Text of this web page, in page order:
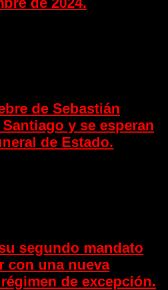
de Sebastián
y se esperan
de Estado.
segundo mandato
con una nueva
de excepción.